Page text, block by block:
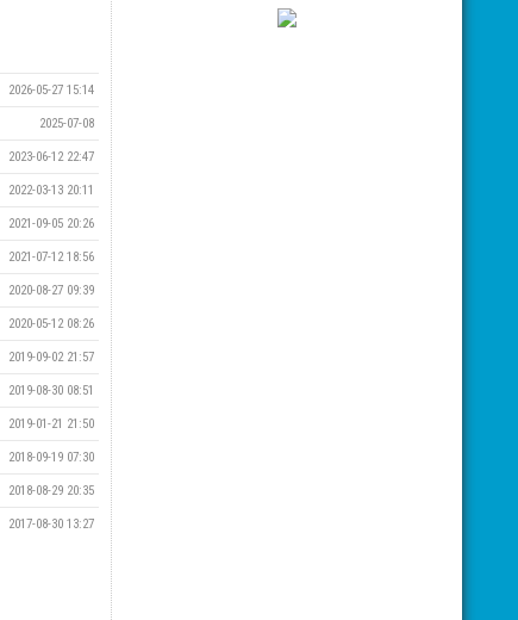
2026-05-27 15:14
2025-07-08
2023-06-12 22:47
2022-03-13 20:11
2021-09-05 20:26
2021-07-12 18:56
2020-08-27 09:39
2020-05-12 08:26
2019-09-02 21:57
2019-08-30 08:51
2019-01-21 21:50
2018-09-19 07:30
2018-08-29 20:35
2017-08-30 13:27